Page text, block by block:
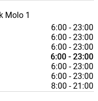
Molo 1
6:00 - 23:00
6:00 - 23:00
6:00 - 23:00
6:00 - 23:00
6:00 - 23:00
6:00 - 23:00
8:00 - 21:00